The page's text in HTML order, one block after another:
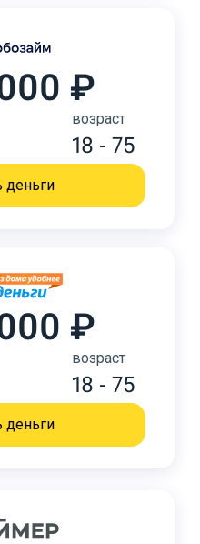
₽
возраст
18 - 75
деньги
₽
возраст
18 - 75
деньги